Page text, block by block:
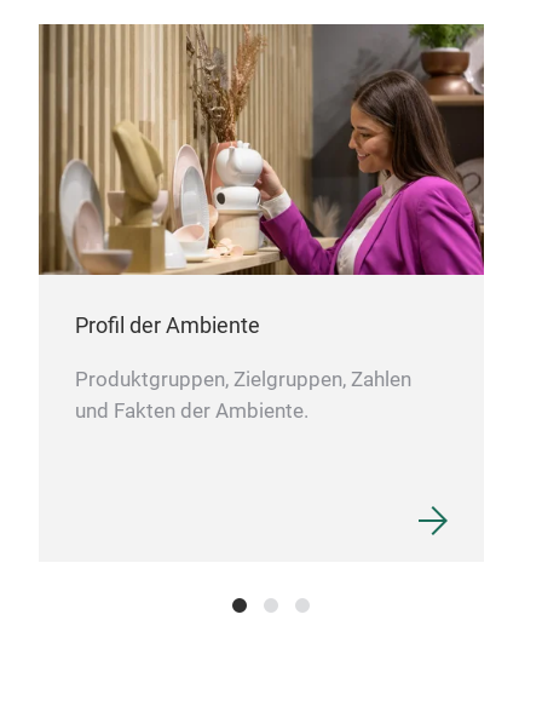
Profil der Ambiente
Produktgruppen, Zielgruppen, Zahlen
und Fakten der Ambiente.